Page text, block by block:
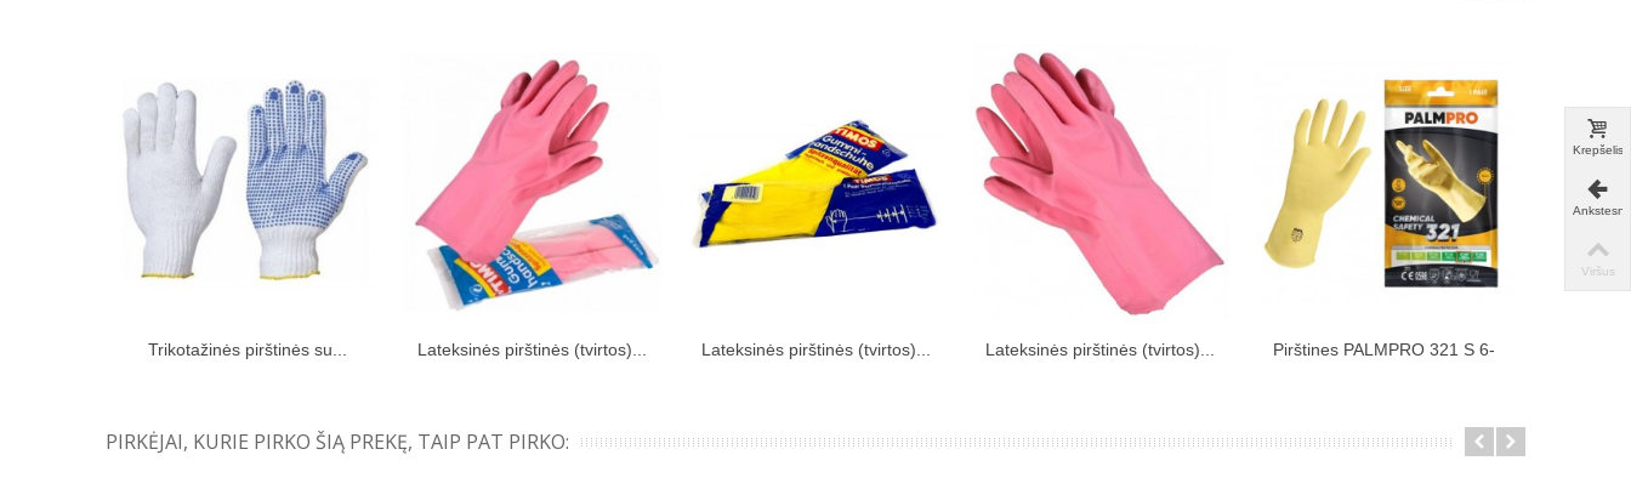
Įdėti į pirkinių krepšelį
Trikotažinės pirštinės su... Įdėti į pirkinių krepšelį
Lateksinės pirštinės (tvirtos)... Įdėti į pirkinių krepšelį
Lateksinės pirštinės (tvirtos)... Įdėti į pirkinių krepšelį
Lateksinės pirštinės (tvirtos)... Įdėti į pirkinių krepšelį
Pirštines PALMPRO 321 S 6-
PIRKĖJAI, KURIE PIRKO ŠIĄ PREKĘ, TAIP PAT PIRKO:
Krepšelis
Viršus